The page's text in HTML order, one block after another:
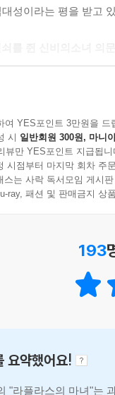
그녀가 말한 대로 정
떠올렸다. “세 개
혔던 것이다.
했다. “교수님이 나
침묵한 뒤에야 입을 열
한 적이 있습니다. 아
성이라는 평을 받고
술 일정이 잡혀 화
받는다. 평범한 열
도카에게 어떤 ‘능력’
황화수소 중독으로
아오에 교수를 찾아
상의 황화수소 중독
융합! 자연의 악의惡意
사람이 있다면 어떨
여 YES포인트 3만원을 드
시 일반회원 300원, 마니
뷰만 YES포인트 지급됩니
시점부터 마지막 회차 주
는 사락 독서모임 게시
ray, 패션 및 판매금지 상
193
요약했어요!
"라플라스의 마녀"는